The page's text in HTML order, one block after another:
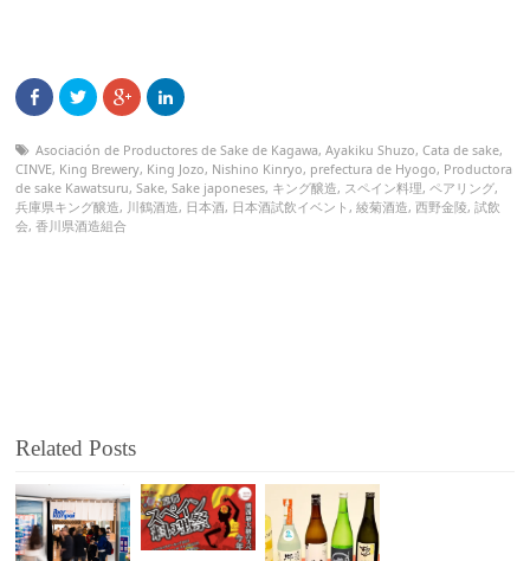
Asociación de Productores de Sake de Kagawa,Ayakiku Shuzo,Cata de sake,
CINVE, King Brewery, King Jozo, Nishino Kinryo, prefectura de Hyogo, Productora
de sake Kawatsuru,Sake,Sake japoneses, キング醸造, スペイン料理,ペアリング,
兵庫県キング醸造, 川鶴酒造, 日本酒, 日本酒試飲イベント ,綾菊酒造,西野金陵,試飲
会,香川県酒造組合
Related Posts